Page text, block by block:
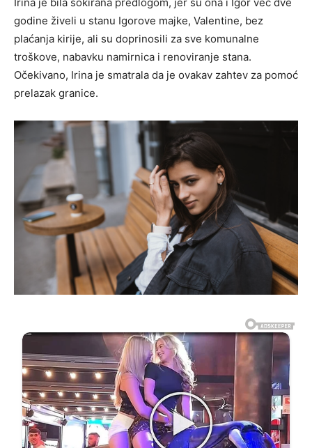
godine živeli u stanu Igorove majke, Valentine, bez
plaćanja kirije, ali su doprinosili za sve komunalne
troškove, nabavku namirnica i renoviranje stana.
Očekivano, Irina je smatrala da je ovakav zahtev za pomoć
prelazak granice.